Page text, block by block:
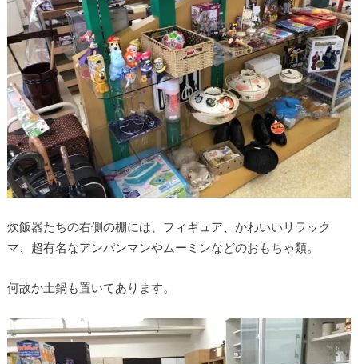
炊飯器たちの右側の棚には、フィギュア、かわいいリラック
マ、超有名なアンパンマンやムーミンなどのおもちゃ類。
何故か土鍋も置いてあります。